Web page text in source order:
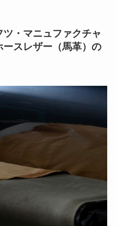
・マニュファクチャ
スレザー（馬革）の